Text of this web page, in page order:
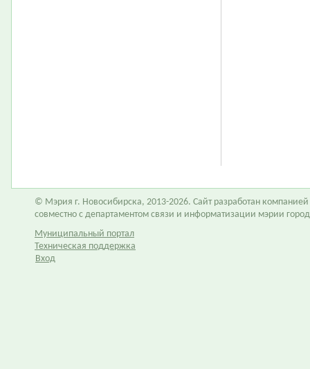
© Мэрия г. Новосибирска, 2013-2026. Сайт разработан компанией
совместно с департаментом связи и информатизации мэрии
Муниципальный портал
Техническая поддержка
Вход